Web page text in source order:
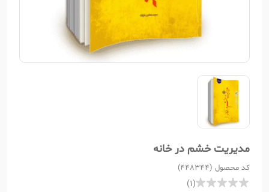
مدیریت خشم در خانه
کد محصول (448344)
(1)